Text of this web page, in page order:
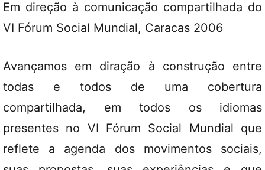
Em direção à comunicação compartilhada do
VI Fórum Social Mundial, Caracas 2006
Avançamos em diração à construção entre
todas e todos de uma cobertura
compartilhada, em todos os idiomas
presentes no VI Fórum Social Mundial que
reflete a agenda dos movimentos sociais,